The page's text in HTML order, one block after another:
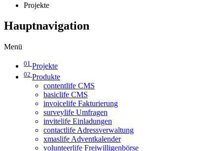
Projekte
Hauptnavigation
Menü
01 Projekte
02 Produkte
contentlife CMS
basiclife CMS
invoicelife Fakturierung
surveylife Umfragen
invitelife Einladungen
contactlife Adressverwaltung
xmaslife Adventkalender
volunteerlife Freiwilligenbörse